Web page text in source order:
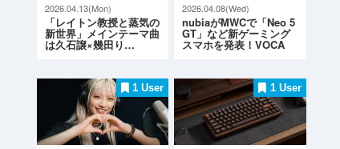
2026.04.13(Mon)
「レイトン教授と蒸気の
新世界」メインテーマ曲
は久石譲×幾田り…
2026.04.08(Wed)
nubiaがMWCで「Neo 5
GT」など新ゲーミング
スマホを発表！VOCA
1 User 1 User